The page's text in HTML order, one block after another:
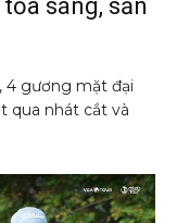
sáng, sẵn
4 gương mặt đại
qua nhát cắt và